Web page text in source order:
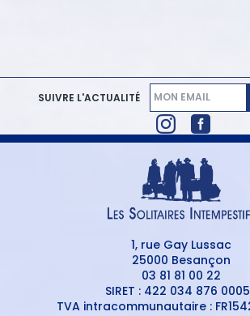
SUIVRE L'ACTUALITÉ
1, rue Gay Lussac
25000 Besançon
03 81 81 00 22
SIRET : 422 034 876
TVA intracommunautaire :